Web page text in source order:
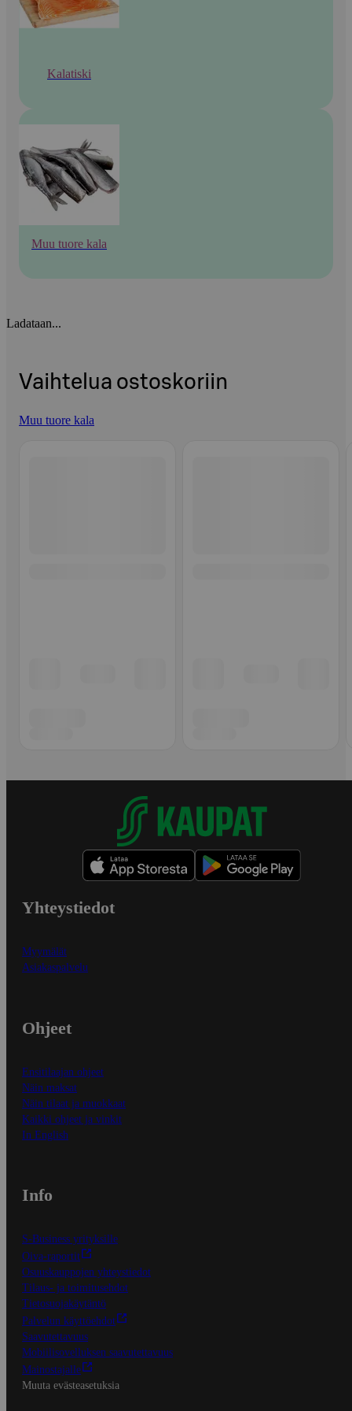
Kalatiski
Muu tuore kala
Ladataan...
Vaihtelua ostoskoriin
Muu tuore kala
Yhteystiedot
Myymälät
Asiakaspalvelu
Ohjeet
Ensitilaajan ohjeet
Näin maksat
Näin tilaat ja muokkaat
Kaikki ohjeet ja vinkit
In English
Info
S-Business yrityksille
Oiva-raportit
Osuuskauppojen yhteystiedot
Tilaus- ja toimitusehdot
Tietosuojakäytäntö
Palvelun käyttöehdot
Saavutettavuus
Mobiilisovelluksen saavutettavuus
Mainostajalle
Muuta evästeasetuksia